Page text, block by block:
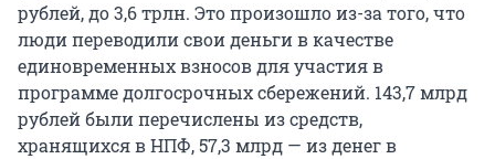
рублей, до3,6 трлн. Это произошло из-за того, что
люди переводили свои деньги в качестве
единовременных взносов для участия в
программе долгосрочных сбережений. 143,7 млрд
рублей были перечислены из средств,
хранящихся в НПФ,57,3 млрд — из денег в